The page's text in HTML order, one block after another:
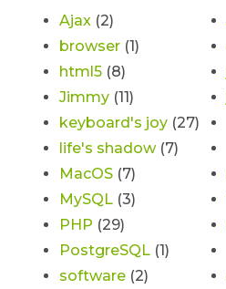
Ajax (2)
browser (1)
html5 (8)
Jimmy (11)
keyboard's joy (27)
life's shadow(7)
MacOS (7)
MySQL (3)
PHP (29)
PostgreSQL (1)
software (2)